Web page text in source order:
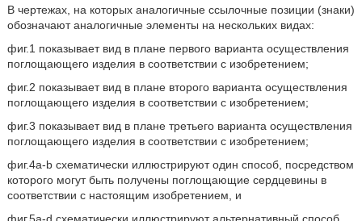
В чертежах, на которых аналогичные ссылочные позиции (знаки)
обозначают аналогичные элементы на нескольких видах:
фиг.1 показывает вид в плане первого варианта осуществления
поглощающего изделия в соответствии с изобретением;
фиг.2 показывает вид в плане второго варианта осуществления
поглощающего изделия в соответствии с изобретением;
фиг.3 показывает вид в плане третьего варианта осуществления
поглощающего изделия в соответствии с изобретением;
фиг.4а-b схематически иллюстрируют один способ, посредством
которого могут быть получены поглощающие сердцевины в
соответствии с настоящим изобретением, и